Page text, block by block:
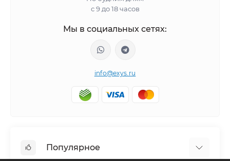
с 9 до 18 часов
Мы в социальных сетях:
info@exys.ru
Популярное